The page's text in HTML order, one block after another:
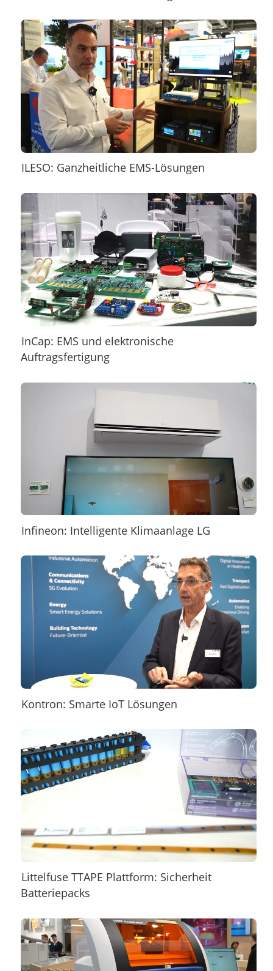
ILESO: Ganzheitliche EMS-Lösungen
InCap: EMS und elektronische
Auftragsfertigung
Infineon: Intelligente Klimaanlage LG
Kontron: Smarte IoT Lösungen
Littelfuse TTAPE Plattform: Sicherheit
Batteriepacks